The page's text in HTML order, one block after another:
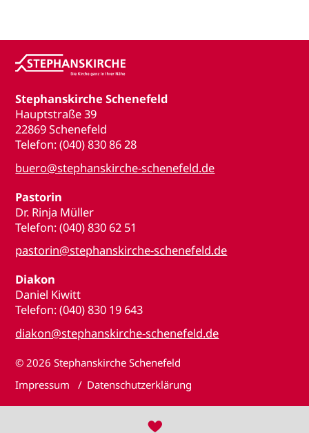
Stephanskirche Schenefeld
Hauptstraße 39
22869 Schenefeld
Telefon: (040) 830 86 28
buero@stephanskirche-schenefeld.de
Pastorin
Dr. Rinja Müller
Telefon: (040) 830 62 51
pastorin@stephanskirche-schenefeld.de
Diakon
Daniel Kiwitt
Telefon: (040) 830 19 643
diakon@stephanskirche-schenefeld.de
© 2026 Stephanskirche Schenefeld
Impressum
Datenschutzerklärung
♥